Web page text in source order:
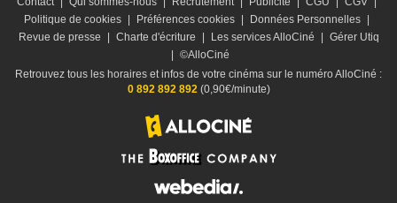
Politique de cookies
Préférences cookies Données Personnelles
Revue de presse
Charte d'écriture Les services AlloCiné
Gérer Utiq
©AlloCiné
Retrouvez tous les horaires et infos de votre cinéma sur le numéro AlloCiné :
0 892 892 892(0,90€/minute)